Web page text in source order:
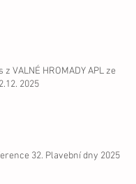
z VALNÉ HROMADY APL ze
2025
32. Plavební dny 2025